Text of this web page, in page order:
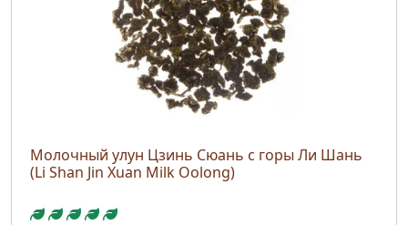
Молочный улун Цзинь Сюань с горы Ли Шань
(Li Shan Jin Xuan Milk Oolong)